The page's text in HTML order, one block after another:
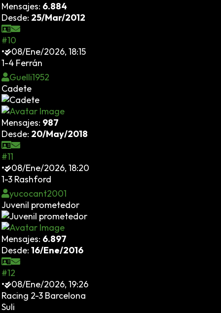
Mensajes: 6.884
Desde: 25/Mar/2012
#10
•
08/Ene/2026, 18:15
1-4 Ferrán
Guelli1952
Cadete
Mensajes: 987
Desde: 20/May/2018
#11
•
08/Ene/2026, 18:20
1-3 Rashford
yucocant2001
Juvenil prometedor
Mensajes: 6.897
Desde: 16/Ene/2016
#12
•
08/Ene/2026, 19:26
Racing 2-3 Barcelona
Suli